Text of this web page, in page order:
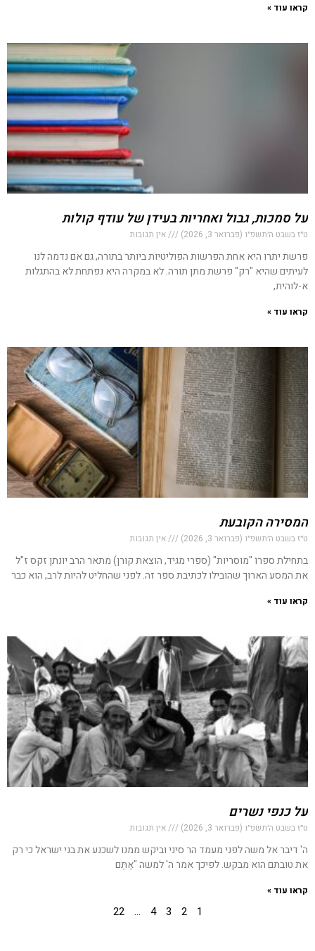
קראו עוד »
על סמכות, גבול ואחריות בעידן של עודף קולות
ט״ז בשבט ה׳תשפ״ו (פברואר 3, 2026) אין תגובות
פרשת יתרו היא אחת הפרשות הפוליטיות ביותר בתורה, גם אם נדמה לנו
לעיתים שהיא "רק" פרשת מתן תורה. לא במקרה היא נפתחת לא בהתגלות
א-לוהית,
קראו עוד »
המסירה הקובעת
ט״ז בשבט ה׳תשפ״ו (פברואר 3, 2026) אין תגובות
בתחילת ספרוֹ "מוסריות" (ספרי מגיד, הוצאת קורן) מתאר הרב יונתן זקס ז"ל
את המסע הארוך שהובילו לכתיבת ספר זה. לפני שהחליט להיות לרב, הוא כבר
קראו עוד »
על כנפי נשרים
ט״ז בשבט ה׳תשפ״ו (פברואר 3, 2026) אין תגובות
ה' דיבר אל משה לפני מעמד הר סיני וביקש ממנו לשכנע את בני ישראל כי רק
את טובתם הוא מבקש. לפיכך אמר ה' למשה "אַתֶּם
קראו עוד »
1
2
3
4
…
22